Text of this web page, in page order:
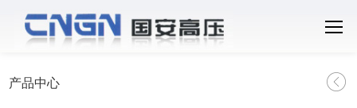
产品中心